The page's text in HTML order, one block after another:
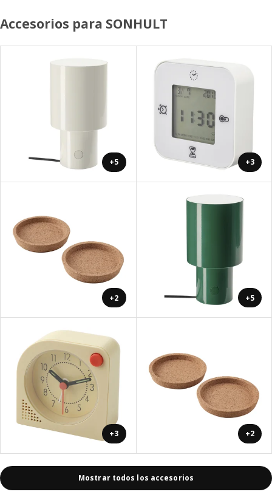
Accesorios para SONHULT
+5 +3
+2 +5
+3 +2
Mostrar todos los accesorios